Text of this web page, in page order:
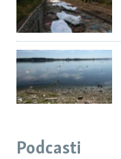
Podcasti